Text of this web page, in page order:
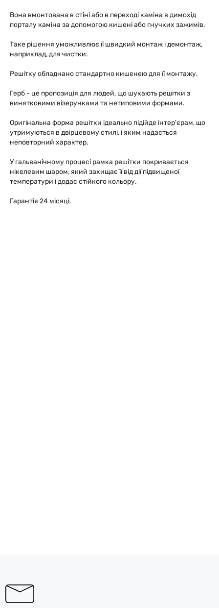
Вона вмонтована в стіні або в переході каміна в димохід
порталу каміна за допомогою кишені або гнучких зажимів.
Таке рішення уможливлює її швидкий монтаж і демонтаж,
наприклад, для чистки.
Решітку обладнано стандартно кишенею для її монтажу.
Герб - це пропозиція для людей, що шукають решітки з
винятковими візерунками та нетиповими формами.
Оригінальна форма решітки ідеально підійде інтер'єрам, що
утримуються в двірцевому стилі, і яким надається
неповторний характер.
У гальванічному процесі рамка решітки покривається
нікелевим шаром, який захищає її від дії підвищеної
температури і додає стійкого кольору.
Гарантія 24 місяці.